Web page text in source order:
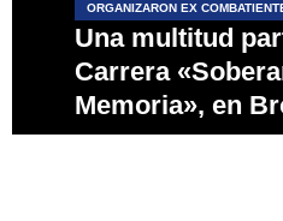
ORGANIZARON EX
Una multitud
Carrera
Memoria», en